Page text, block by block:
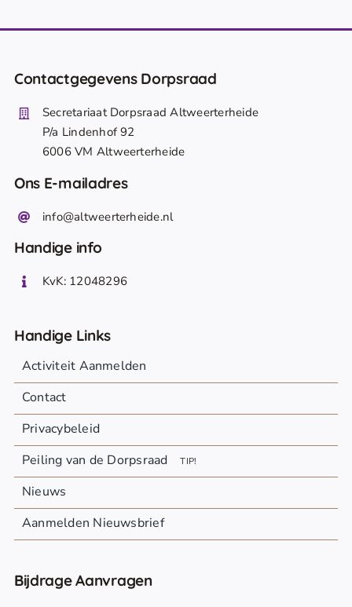
Contactgegevens Dorpsraad
Secretariaat Dorpsraad Altweerterheide
P/a Lindenhof 92
6006 VM Altweerterheide
Ons E-mailadres
info@altweerterheide.nl
Handige info
KvK: 12048296
Handige Links
Activiteit Aanmelden
Contact
Privacybeleid
Peiling van de Dorpsraad
TIP!
Nieuws
Aanmelden Nieuwsbrief
Bijdrage Aanvragen